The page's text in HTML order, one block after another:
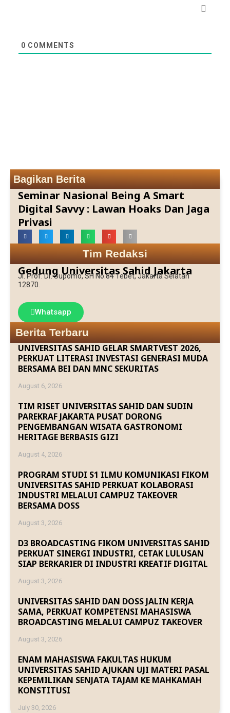
0 COMMENTS
Bagikan Berita
Seminar Nasional Being A Smart
Digital Savvy : Lawan Hoaks Dan Jaga
Privasi
Tim Redaksi
Gedung Universitas Sahid Jakarta
Jl. Prof. Dr. Supomo, SH No.84 Tebet, Jakarta Selatan
12870.
Whatsapp
Berita Terbaru
UNIVERSITAS SAHID GELAR SMARTVEST 2026,
PERKUAT LITERASI INVESTASI GENERASI MUDA
BERSAMA BEI DAN MNC SEKURITAS
August 6, 2026
TIM RISET UNIVERSITAS SAHID DAN SUDIN
PAREKRAF JAKARTA PUSAT DORONG
PENGEMBANGAN WISATA GASTRONOMI
HERITAGE BERBASIS GIZI
August 4, 2026
PROGRAM STUDI S1 ILMU KOMUNIKASI FIKOM
UNIVERSITAS SAHID PERKUAT KOLABORASI
INDUSTRI MELALUI CAMPUZ TAKEOVER
BERSAMA DOSS
August 3, 2026
D3 BROADCASTING FIKOM UNIVERSITAS SAHID
PERKUAT SINERGI INDUSTRI, CETAK LULUSAN
SIAP BERKARIER DI INDUSTRI KREATIF DIGITAL
August 3, 2026
UNIVERSITAS SAHID DAN DOSS JALIN KERJA
SAMA, PERKUAT KOMPETENSI MAHASISWA
BROADCASTING MELALUI CAMPUZ TAKEOVER
August 3, 2026
ENAM MAHASISWA FAKULTAS HUKUM
UNIVERSITAS SAHID AJUKAN UJI MATERI PASAL
KEPEMILIKAN SENJATA TAJAM KE MAHKAMAH
KONSTITUSI
July 30, 2026